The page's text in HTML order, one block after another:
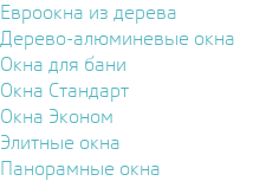
Евроокна из дерева
Дерево-алюминевые окна
Окна для бани
Окна Стандарт
Окна Эконом
Элитные окна
Панорамные окна